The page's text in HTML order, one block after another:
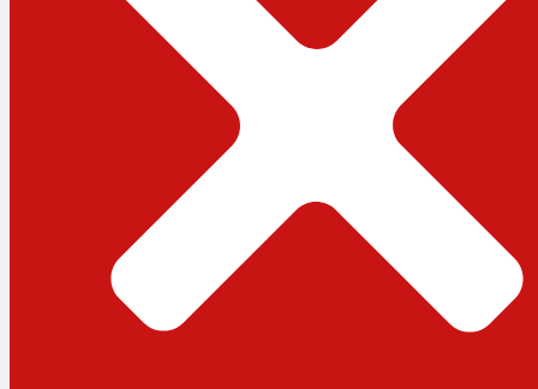
বিশেষ প্রতিবেদন